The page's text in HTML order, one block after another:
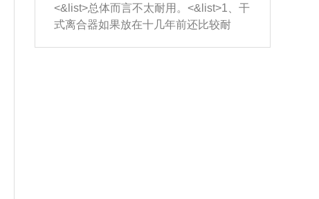
能够得到解决。
机油粘度过小的话，同样会有烧机油现
象，机油粘度过小具有很好的流动性，
裂，破裂后会出现漏油现象，使半轴磨
损严重，磨损的半轴容易损坏，产生异
响；<&list>3.稳定器的转向胶套和球头
<&list>总体而言不太耐用。<&list>1、干
式离合器如果放在十几年前还比较耐